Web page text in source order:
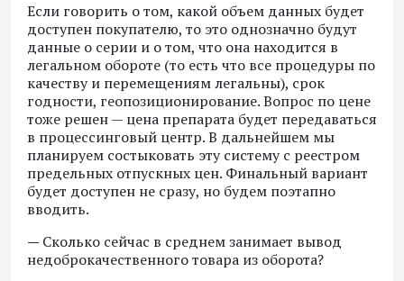
Если говорить о том, какой объем данных будет
доступен покупателю, то это однозначно будут
данные о серии и о том, что она находится в
легальном обороте (то есть что все процедуры по
качеству и перемещениям легальны), срок
годности, геопозиционирование. Вопрос по цене
тоже решен — цена препарата будет передаваться
в процессинговый центр. В дальнейшем мы
планируем состыковать эту систему с реестром
предельных отпускных цен. Финальный вариант
будет доступен не сразу, но будем поэтапно
вводить.
— Сколько сейчас в среднем занимает вывод
недоброкачественного товара из оборота?